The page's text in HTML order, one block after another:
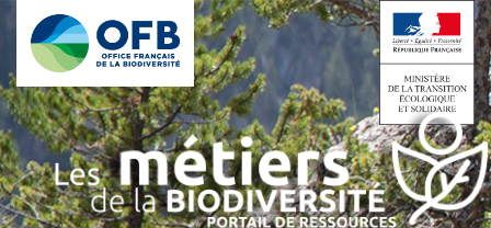
Aller au contenu principal